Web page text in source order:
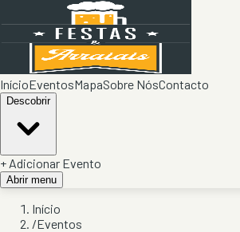
InícioEventosMapaSobre NósContacto
Descobrir
+ Adicionar Evento
Abrir menu
Início
/Eventos